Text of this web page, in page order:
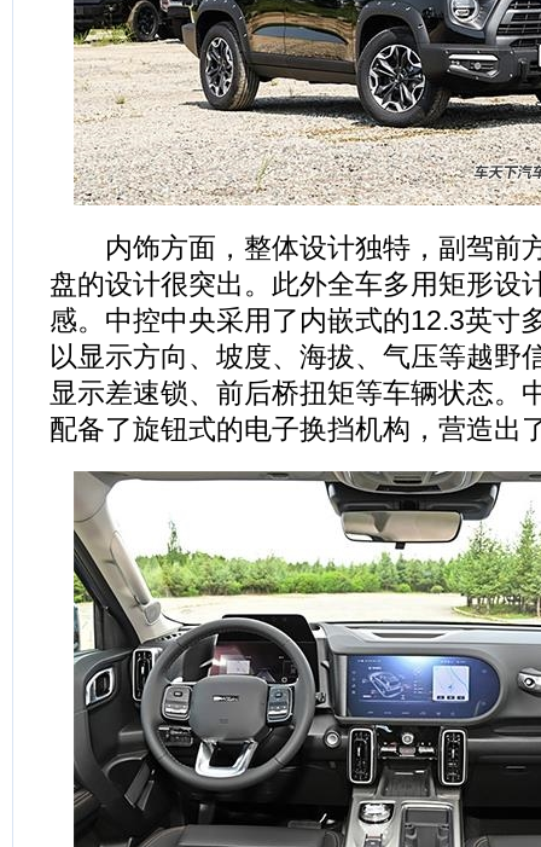
内饰方面，整体设计独特，副驾前
盘的设计很突出。此外全车多用矩形设
感。中控中央采用了内嵌式的12.3英寸
以显示方向、坡度、海拔、气压等越野
显示差速锁、前后桥扭矩等车辆状态。
配备了旋钮式的电子换挡机构，营造出